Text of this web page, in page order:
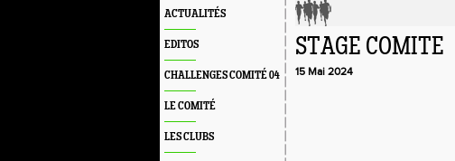
ACTUALITÉS
EDITOS
CHALLENGES COMITÉ 04
LE COMITÉ
LES CLUBS
STAGE COMITE
15 Mai 2024